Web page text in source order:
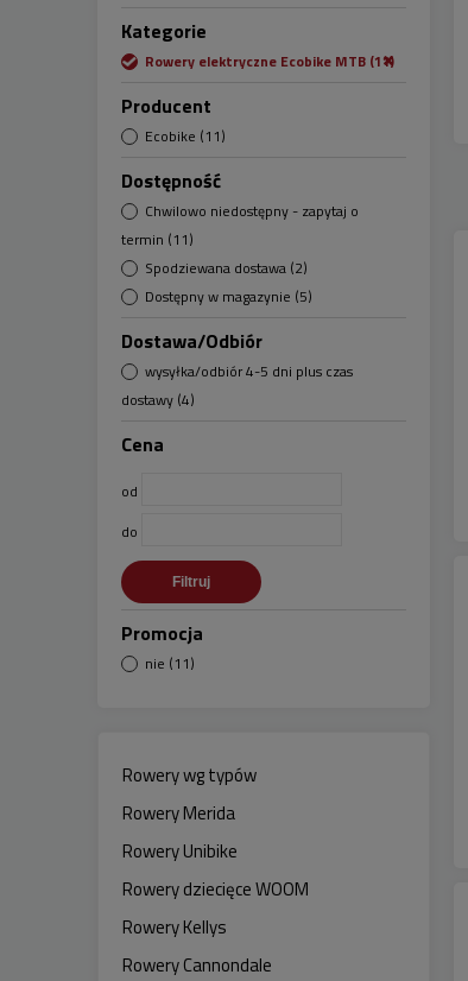
Kategorie
Rowery elektryczne Ecobike MTB (11)
Producent
Ecobike (11)
Dostępność
Chwilowo niedostępny - zapytaj o
termin (11)
Spodziewana dostawa (2)
Dostępny w magazynie (5)
Dostawa/Odbiór
wysyłka/odbiór 4-5 dni plus czas
dostawy (4)
Cena
od
do
Filtruj
Promocja
nie (11)
Rowery wg typów
Rowery Merida
Rowery Unibike
Rowery dziecięce WOOM
Rowery Kellys
Rowery Cannondale